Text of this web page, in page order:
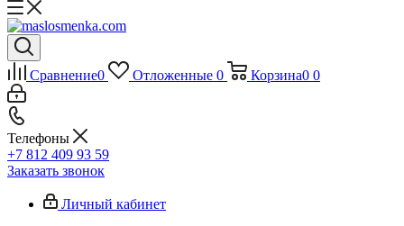
Сравнение0 Отложенные 0 Корзина0 0
Телефоны
+7 812 409 93 59
Заказать звонок
Личный кабинет